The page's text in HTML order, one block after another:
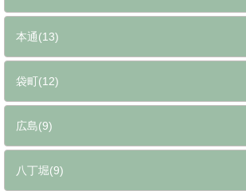
本通(13)
袋町(12)
広島(9)
八丁堀(9)